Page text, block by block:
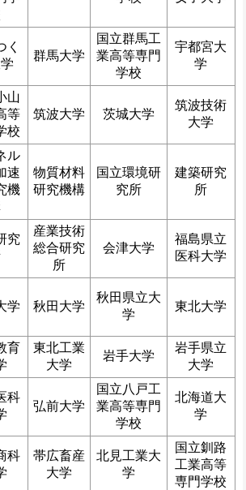
く
群馬大学
国立群馬工
業高等専門
学校
宇都宮大
学
山
等
校
筑波大学 茨城大学
筑波技術
大学
ル
速
機
物質材料
研究機構
国立環境研
究所
建築研究
所
究
産業技術
総合研究
所
会津大学
福島県立
医科大学
学 秋田大学
秋田県立大
学
東北大学
育
東北工業
大学
岩手大学
岩手県立
大学
科
弘前大学
国立八戸工
業高等専門
学校
北海道大
学
科
帯広畜産
大学
北見工業大
学
国立釧路
工業高等
専門学校